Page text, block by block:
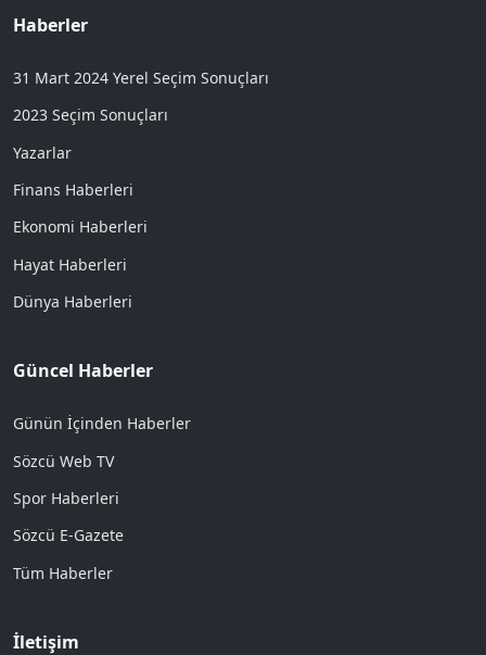
Haberler
31 Mart 2024 Yerel Seçim Sonuçları
2023 Seçim Sonuçları
Yazarlar
Finans Haberleri
Ekonomi Haberleri
Hayat Haberleri
Dünya Haberleri
Güncel Haberler
Günün İçinden Haberler
Sözcü Web TV
Spor Haberleri
Sözcü E-Gazete
Tüm Haberler
İletişim